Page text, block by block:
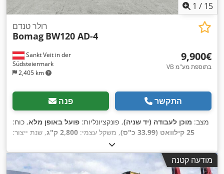
1 / 15
Sankt Veit in der
Südsteiermark
2,405 km
רולר טנדם
Bomag BW120 AD-4
‏9,900 ‏€
VB בתוספת מע"מ
פנה התקשר
מצב: מוכן לעבודה (יד שניה), פונקציונליות: פועל באופן מלא, כוח:
25 קילוואט (33.99 כ"ס)
, משקל עצמי: 2,800 ק"ג
, שנת ייצור:
מודעה קטנה